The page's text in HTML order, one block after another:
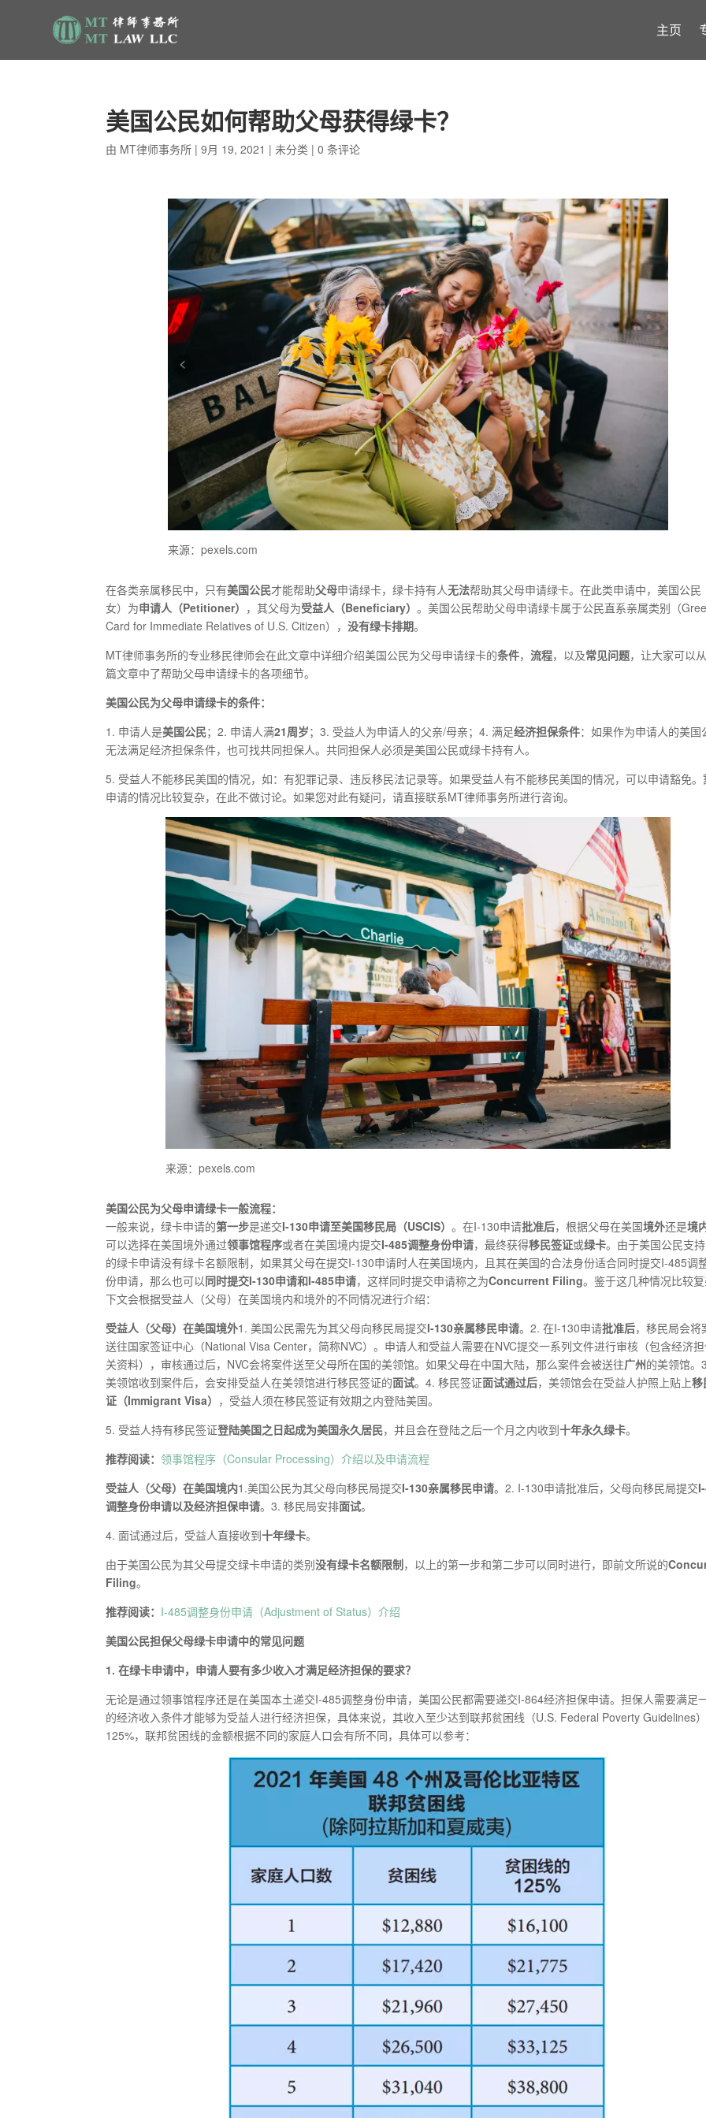
主页
美国公民如何帮助父母获得绿卡？
由 MT律师事务所 |9月 19, 2021 | 未分类 |0 条评论
来源：pexels.com
在各类亲属移民中，只有美国公民才能帮助父母申请绿卡，绿卡持有人无法帮助其父母申请绿卡。在此类申请中，美国公民
女）为申请人（Petitioner） ，其父母为受益人（Beneficiary）。美国公民帮助父母申请绿卡属于公民直系亲属类别（
Card for Immediate Relatives of U.S. Citizen），没有绿卡排期。
MT律师事务所的专业移民律师会在此文章中详细介绍美国公民为父母申请绿卡的条件，流程，以及常见问题，让大家可以
篇文章中了帮助父母申请绿卡的各项细节。
美国公民为父母申请绿卡的条件：
1. 申请人是美国公民；2. 申请人满21周岁；3. 受益人为申请人的父亲/母亲；4. 满足经济担保条件：如果作为申请人的美国
无法满足经济担保条件，也可找共同担保人。共同担保人必须是美国公民或绿卡持有人。
5. 受益人不能移民美国的情况，如：有犯罪记录、违反移民法记录等。如果受益人有不能移民美国的情况，可以申请豁免。
申请的情况比较复杂，在此不做讨论。如果您对此有疑问，请直接联系MT律师事务所进行咨询。
来源：pexels.com
美国公民为父母申请绿卡一般流程：
一般来说，绿卡申请的第一步是递交I-130申请至美国移民局（USCIS）。在I-130申请批准后，根据父母在美国境外还是境
可以选择在美国境外通过领事馆程序或者在美国境内提交I-485调整身份申请，最终获得移民签证或绿卡。由于美国公民支
的绿卡申请没有绿卡名额限制，如果其父母在提交I-130申请时人在美国境内，且其在美国的合法身份适合同时提交I-485调
份申请，那么也可以同时提交I-130申请和I-485申请，这样同时提交申请称之为Concurrent Filing。鉴于这几种情况比较复
下文会根据受益人（父母）在美国境内和境外的不同情况进行介绍：
受益人（父母）在美国境外1. 美国公民需先为其父母向移民局提交I-130亲属移民申请。2. 在I-130申请批准后，移民局会将
送往国家签证中心（National Visa Center，简称NVC）。申请人和受益人需要在NVC提交一系列文件进行审核（包含经济
关资料），审核通过后，NVC会将案件送至父母所在国的美领馆。如果父母在中国大陆，那么案件会被送往广州的美领馆。
美领馆收到案件后，会安排受益人在美领馆进行移民签证的面试。4. 移民签证面试通过后，美领馆会在受益人护照上贴上移
证 （Immigrant Visa） ，受益人须在移民签证有效期之内登陆美国。
5. 受益人持有移民签证登陆美国之日起成为美国永久居民，并且会在登陆之后一个月之内收到十年永久绿卡。
推荐阅读：领事馆程序（Consular Processing）介绍以及申请流程
受益人（父母）在美国境内1.美国公民为其父母向移民局提交I-130亲属移民申请。2. I-130申请批准后，父母向移民局提交I
调整身份申请以及经济担保申请。3. 移民局安排面试。
4. 面试通过后，受益人直接收到十年绿卡。
由于美国公民为其父母提交绿卡申请的类别没有绿卡名额限制，以上的第一步和第二步可以同时进行，即前文所说的C
Filing。
推荐阅读： I-485调整身份申请（Adjustment of Status）介绍
美国公民担保父母绿卡申请中的常见问题
1.在绿卡申请中，申请人要有多少收入才满足经济担保的要求？
无论是通过领事馆程序还是在美国本土递交I-485调整身份申请，美国公民都需要递交I-864经济担保申请。担保人需要满足
的经济收入条件才能够为受益人进行经济担保，具体来说，其收入至少达到联邦贫困线（U.S. Federal Poverty Guidelines
125%，联邦贫困线的金额根据不同的家庭人口会有所不同，具体可以参考：